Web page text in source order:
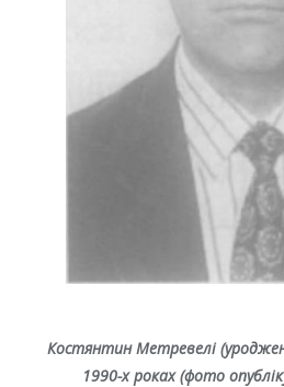
Костянтин Метревелі
1990-х роках (фото